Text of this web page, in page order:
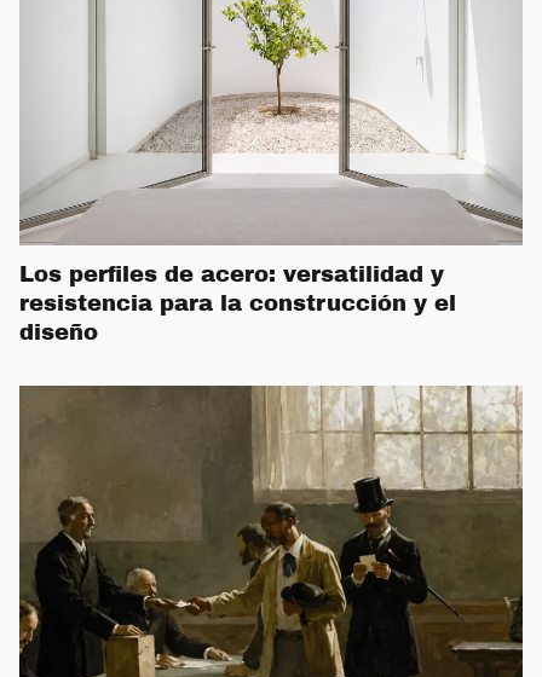
Los perfiles de acero: versatilidad y
resistencia para la construcción y el
diseño